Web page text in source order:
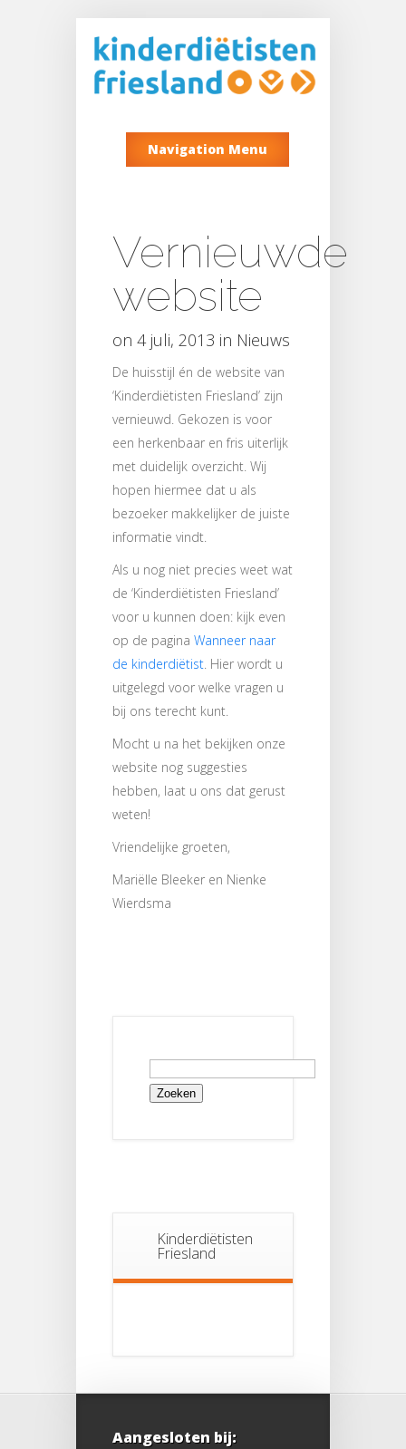
Navigation Menu
Vernieuwde
website
on 4 juli, 2013 in Nieuws
De huisstijl én de website van
‘Kinderdiëtisten Friesland’ zijn
vernieuwd. Gekozen is voor
een herkenbaar en fris uiterlijk
met duidelijk overzicht. Wij
hopen hiermee dat u als
bezoeker makkelijker de juiste
informatie vindt.
Als u nog niet precies weet wat
de ‘Kinderdiëtisten Friesland’
voor u kunnen doen: kijk even
op de pagina Wanneer naar
de kinderdiëtist. Hier wordt u
uitgelegd voor welke vragen u
bij ons terecht kunt.
Mocht u na het bekijken onze
website nog suggesties
hebben, laat u ons dat gerust
weten!
Vriendelijke groeten,
Mariëlle Bleeker en Nienke
Wierdsma
Zoeken
Kinderdiëtisten
Friesland
Aangesloten bij: